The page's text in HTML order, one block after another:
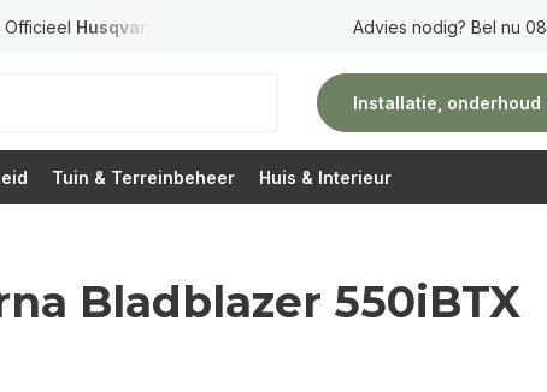
Officieel Husqvarna Premium Dealer in Nederland Gratis
Advies nodig? Bel nu
Installatie, onderhoud
Tuin & Terreinbeheer Huis & Interieur
Bladblazer 550iBTX